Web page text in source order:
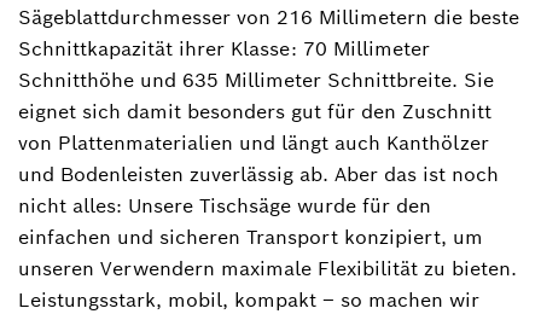
Sägeblattdurchmesser von 216 Millimetern die beste
Schnittkapazität ihrer Klasse: 70 Millimeter
Schnitthöhe und 635 Millimeter Schnittbreite. Sie
eignet sich damit besonders gut für den Zuschnitt
von Plattenmaterialien und längt auch Kanthölzer
und Bodenleisten zuverlässig ab. Aber das ist noch
nicht alles: Unsere Tischsäge wurde für den
einfachen und sicheren Transport konzipiert, um
unseren Verwendern maximale Flexibilität zu bieten.
Leistungsstark, mobil, kompakt ‒ so machen wir